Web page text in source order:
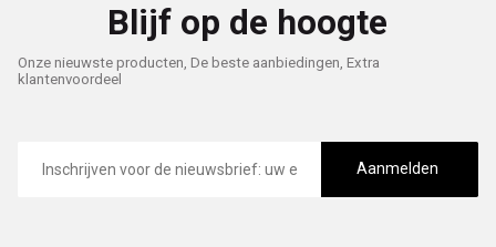
Blijf op de hoogte
Onze nieuwste producten, De beste aanbiedingen, Extra
klantenvoordeel
mailadres
Aanmelden